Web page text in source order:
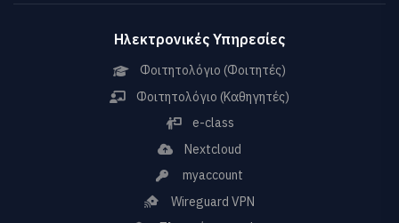
Ηλεκτρονικές Υπηρεσίες
Φοιτητολόγιο (Φοιτητές)
Φοιτητολόγιο (Καθηγητές)
e-class
Nextcloud
myaccount
Wireguard VPN